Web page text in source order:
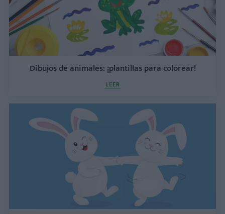
Dibujos de animales: ¡plantillas para colorear!
LEER